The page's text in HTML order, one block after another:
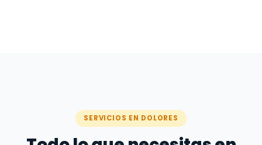
SERVICIOS EN DOLORES